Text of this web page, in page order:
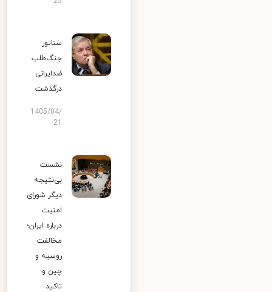
سناتور
جنگ‌طلب
ضدایرانی
درگذشت
1405/04/
نشست
بی‌نتیجه
دیگر شورای
امنیت
درباره ایران؛
مخالفت
روسیه و
چین و
تاکید